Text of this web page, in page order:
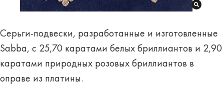
Серьги-подвески, разработанные и изготовленные
Sabba, с 25,70 каратами белых бриллиантов и 2,90
каратами природных розовых бриллиантов в
оправе из платины.